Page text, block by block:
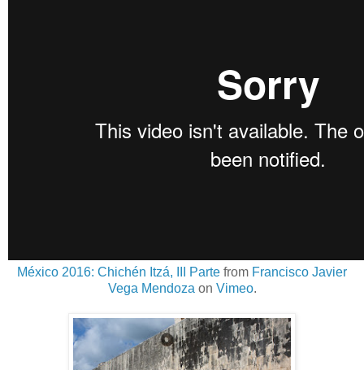
México 2016: Chichén Itzá, III Parte from Francisco Javier
Vega Mendozaon Vimeo.